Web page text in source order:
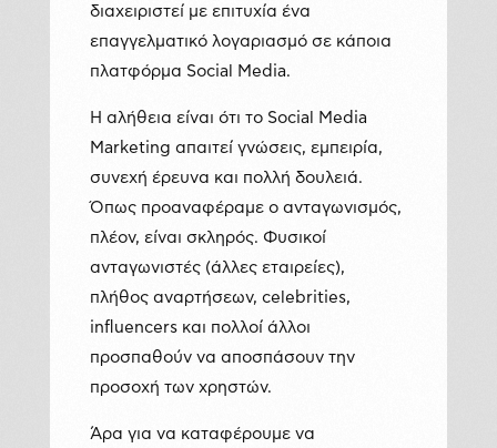
διαχειριστεί με επιτυχία ένα
επαγγελματικό λογαριασμό σε κάποια
πλατφόρμα Social Media.
Η αλήθεια είναι ότι το Social Media
Marketing απαιτεί γνώσεις, εμπειρία,
συνεχή έρευνα και πολλή δουλειά.
Όπως προαναφέραμε ο ανταγωνισμός,
πλέον, είναι σκληρός. Φυσικοί
ανταγωνιστές (άλλες εταιρείες),
πλήθος αναρτήσεων, celebrities,
influencers και πολλοί άλλοι
προσπαθούν να αποσπάσουν την
προσοχή των χρηστών.
Άρα για να καταφέρουμε να